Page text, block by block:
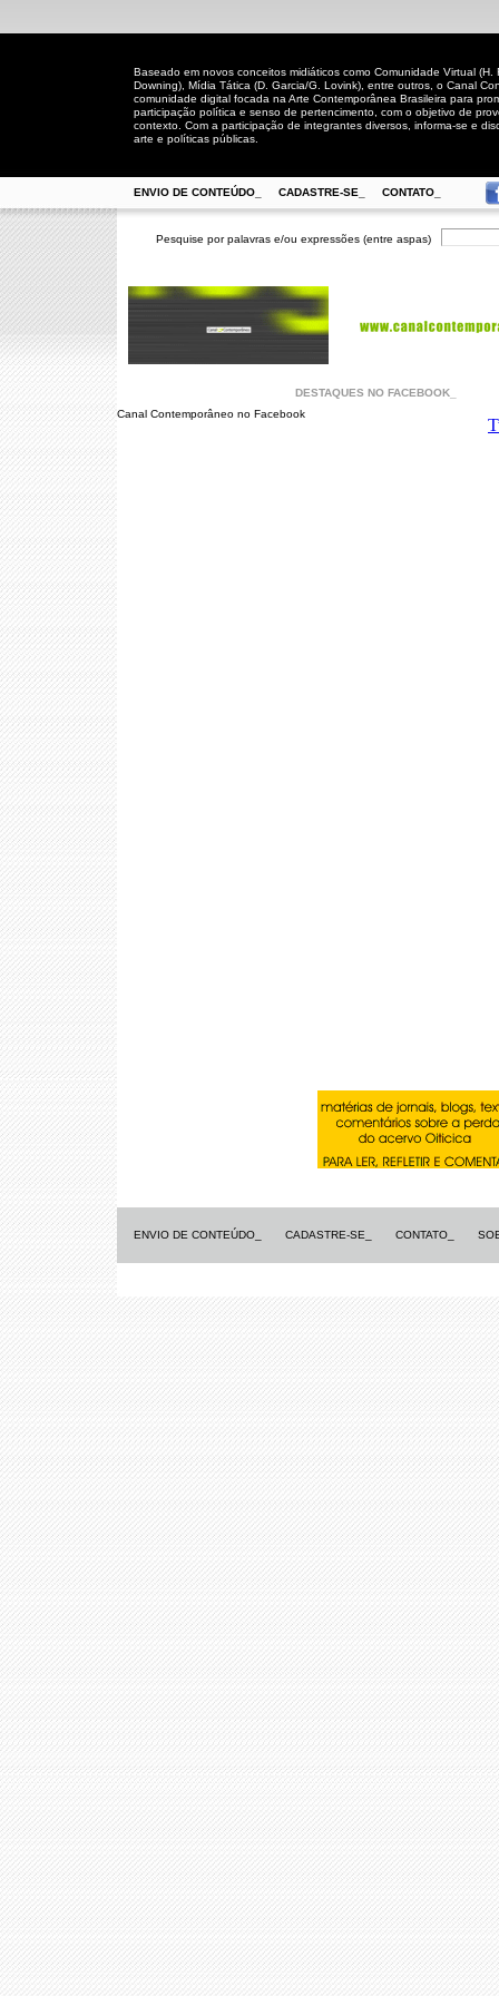
Baseado em novos conceitos midiáticos como Comunidade Virtual (H.
Downing), Mídia Tática (D. Garcia/G. Lovink), entre outros, o Canal
comunidade digital focada na Arte Contemporânea Brasileira para
participação política e senso de pertencimento, com o objetivo de
contexto. Com a participação de integrantes diversos, informa-se e
arte e políticas públicas.
ENVIO DE CONTEÚDO_ CADASTRE-SE_ CONTATO_
Pesquise por palavras e/ou expressões (entre aspas)
DESTAQUES NO FACEBOOK_
Canal Contemporâneo no Facebook
ENVIO DE CONTEÚDO_ CADASTRE-SE_ CONTATO_